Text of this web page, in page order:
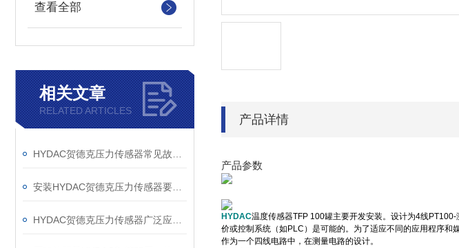
查看全部
相关文章
RELATED ARTICLES
产品详情
产品参数
HYDAC温度传感器TFP 100罐主要开发安装。设计为4线
价或控制系统（如PLC）是可能的。为了适应不同的应用程序和
作为一个四线电路中，在测量电路的设计。